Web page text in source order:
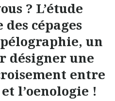
? L’étude
cépages
un
désigner une
entre
l’oenologie !